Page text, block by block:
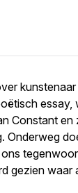
essay,
Constant en
Onderweg
gezien waar